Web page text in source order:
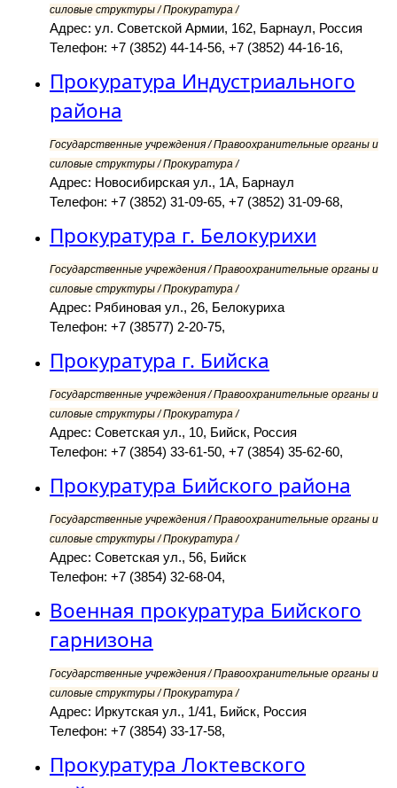
силовые структуры / Прокуратура /
Адрес: ул. Советской Армии, 162, Барнаул, Россия
Телефон: +7 (3852) 44-14-56, +7 (3852) 44-16-16,
Прокуратура Индустриального
района
Государственные учреждения / Правоохранительные органы и
силовые структуры / Прокуратура /
Адрес: Новосибирская ул., 1А, Барнаул
Телефон: +7 (3852) 31-09-65, +7 (3852) 31-09-68,
Прокуратура г. Белокурихи
Государственные учреждения / Правоохранительные органы и
силовые структуры / Прокуратура /
Адрес: Рябиновая ул., 26, Белокуриха
Телефон: +7 (38577) 2-20-75,
Прокуратура г. Бийска
Государственные учреждения / Правоохранительные органы и
силовые структуры / Прокуратура /
Адрес: Советская ул., 10, Бийск, Россия
Телефон: +7 (3854) 33-61-50, +7 (3854) 35-62-60,
Прокуратура Бийского района
Государственные учреждения / Правоохранительные органы и
силовые структуры / Прокуратура /
Адрес: Советская ул., 56, Бийск
Телефон: +7 (3854) 32-68-04,
Военная прокуратура Бийского
гарнизона
Государственные учреждения / Правоохранительные органы и
силовые структуры / Прокуратура /
Адрес: Иркутская ул., 1/41, Бийск, Россия
Телефон: +7 (3854) 33-17-58,
Прокуратура Локтевского